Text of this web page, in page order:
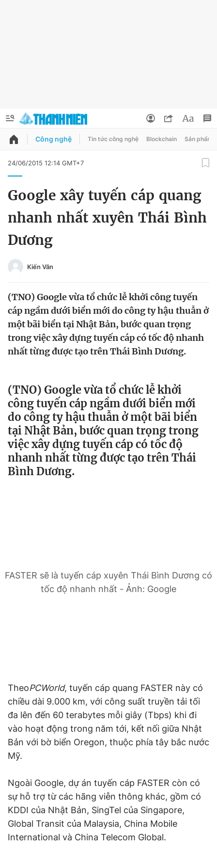
QUẢNG CÁO ĐẶT BÁO
Chuyên mục
Chào ngày mới
Video Magazine
Sản phẩm khác
Thông tin tòa soạn Liên hệ quảng cáo
Đọc Thanh Niên trên điện thoại
Quảng cáo RSS Tòa soạn Chính sách bảo
bản. Phát triển bởi ePi Technologies, JSC.
Đổi mật khẩu
Tin đã lưu
Tin đã xem
Đăng xuất
Công nghệ Tin tức công nghệ Blockchain Sản phẩm
24/06/2015 12:14 GMT+7
Google xây tuyến cáp quang
nhanh nhất xuyên Thái Bình
Dương
Kiến Văn
(TNO) Google vừa tổ chức lễ khởi công tuyến
cáp ngầm dưới biển mới do công ty hậu thuẫn ở
một bãi biển tại Nhật Bản, bước quan trọng
trong việc xây dựng tuyến cáp có tốc độ nhanh
nhất từng được tạo trên Thái Bình Dương.
(TNO) Google vừa tổ chức lễ khởi
công tuyến cáp ngầm dưới biển mới
do công ty hậu thuẫn ở một bãi biển
tại Nhật Bản, bước quan trọng trong
việc xây dựng tuyến cáp có tốc độ
nhanh nhất từng được tạo trên Thái
Bình Dương.
FASTER sẽ là tuyến cáp xuyên Thái Bình Dương có
tốc độ nhanh nhất - Ảnh: Google
TheoPCWorld, tuyến cáp quang FASTER này có
chiều dài 9.000 km, với công suất truyền tải tối
đa lên đến 60 terabytes mỗi giây (Tbps) khi đi
vào hoạt động trong năm tới, kết nối giữa Nhật
Bản với bờ biển Oregon, thuộc phía tây bắc nước
Mỹ.
Ngoài Google, dự án tuyến cáp FASTER còn có
sự hỗ trợ từ các hãng viễn thông khác, gồm có
KDDI của Nhật Bản, SingTel của Singapore,
Global Transit của Malaysia, China Mobile
International và China Telecom Global.